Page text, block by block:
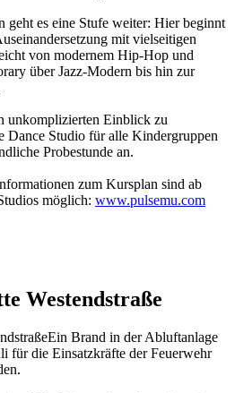
geht es eine Stufe weiter: Hier beginnt
mit vielseitigen
von modernem Hip-Hop und
über Jazz-Modern bis hin zur
unkomplizierten Einblick zu
Dance Studio für alle Kindergruppen
Probestunde an.
zum Kursplan sind ab
möglich: www.pulsemu.com
Westendstraße
Ein Brand in der Abluftanlage
für die Einsatzkräfte der Feuerwehr